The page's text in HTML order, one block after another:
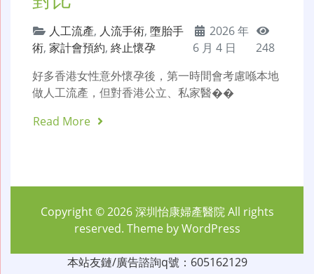
人工流產, 人流手術, 墮胎手
術, 家計會預約, 終止懷孕
2026 年
6 月 4 日
248
好多香港女性意外懷孕後，第一時間會考慮喺本地
做人工流產，但對香港公立、私家醫��
Read More
Copyright © 2026深圳怡康婦產醫院All rights
reserved. Theme byWordPress
本站友鏈/廣告諮詢q號：605162129